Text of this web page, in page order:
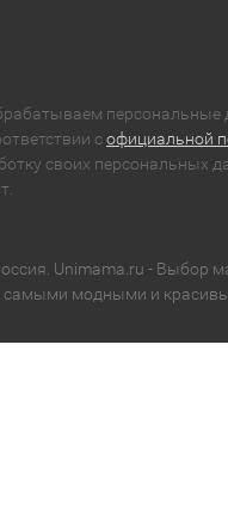
персональные
софициальной
своих персональных
Unimama.ru - Выбор
самыми модными и